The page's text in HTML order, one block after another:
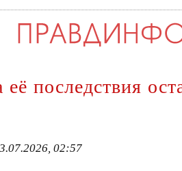
её последствия
02:57